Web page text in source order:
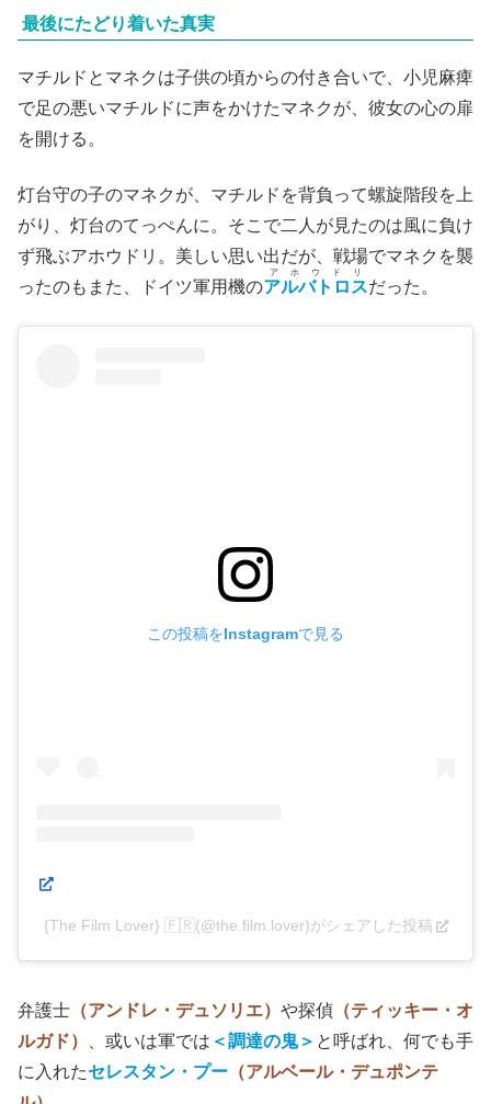
最後にたどり着いた真実
マチルドとマネクは子供の頃からの付き合いで、小児麻痺
で足の悪いマチルドに声をかけたマネクが、彼女の心の扉
を開ける。
灯台守の子のマネクが、マチルドを背負って螺旋階段を上
がり、灯台のてっぺんに。そこで二人が見たのは風に負け
ず飛ぶアホウドリ。美しい思い出だが、戦場でマネクを襲
ったのもまた、ドイツ軍用機のアルバトロス
アホウドリ
だった。
この投稿をInstagramで見る
{The Film Lover} 🇫🇷(@the.film.lover)がシェアした投稿
弁護士 （アンドレ・デュソリエ） や探偵 （ティッキー・オ
ルガド）
、或いは軍では ＜調達の鬼＞ と呼ばれ、何でも手
に入れたセレスタン・プー （アルベール・デュポンテ